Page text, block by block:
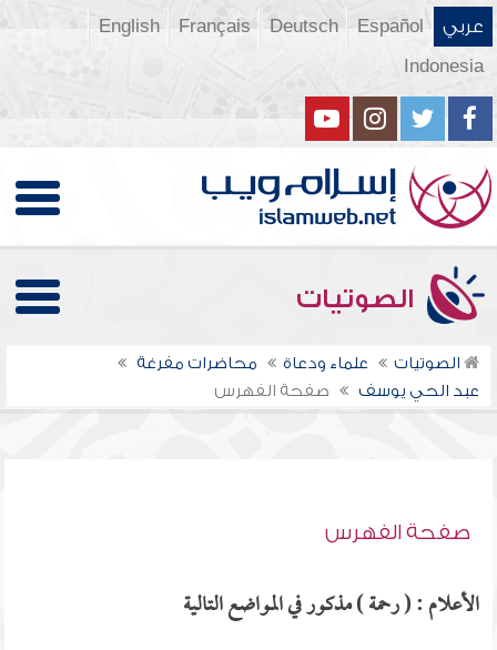
عربي Español
Deutsch
Français
English
Indonesia
الصوتيات
الصوتيات علماء ودعاة
محاضرات مفرغة
عبد الحي يوسف
صفحة الفهرس
صفحة الفهرس
الأعلام : ( رحمة ) مذكور في المواضع التالية